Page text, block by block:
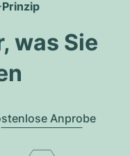
Prinzip
was Sie
Anprobe